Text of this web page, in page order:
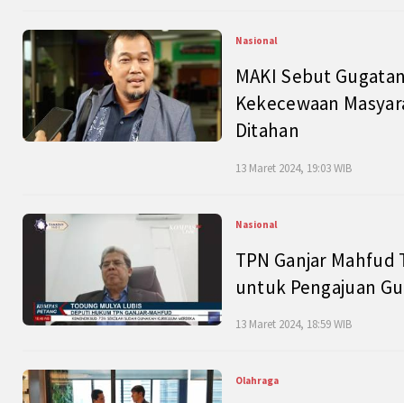
Nasional
MAKI Sebut
Kekecewaan
Ditahan
13 Maret 2024, 19:03 WIB
Nasional
TPN Ganjar
untuk Pengajuan
13 Maret 2024, 18:59 WIB
Olahraga